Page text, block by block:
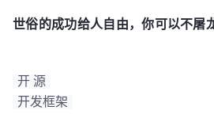
世俗的成功给人自由，你可以不屠
开 源
开发框架